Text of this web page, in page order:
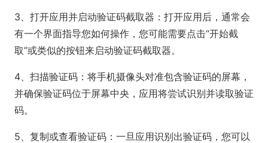
3、打开应用并启动验证码截取器：打开应用后，通常会
有一个界面指导您如何操作，您可能需要点击“开始截
取”或类似的按钮来启动验证码截取器。
4、扫描验证码：将手机摄像头对准包含验证码的屏幕，
并确保验证码位于屏幕中央，应用将尝试识别并读取验证
码。
5、复制或查看验证码：一旦应用识别出验证码，您可以